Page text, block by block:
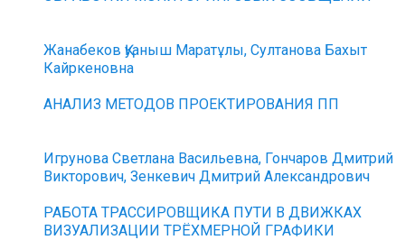
Жанабеков Қуаныш Маратұлы, Султанова Бахыт
Кайркеновна
АНАЛИЗ МЕТОДОВ ПРОЕКТИРОВАНИЯ ПП
Игрунова Светлана Васильевна, Гончаров Дмитрий
Викторович, Зенкевич Дмитрий Александрович
РАБОТА ТРАССИРОВЩИКА ПУТИ В ДВИЖКАХ
ВИЗУАЛИЗАЦИИ ТРЁХМЕРНОЙ ГРАФИКИ